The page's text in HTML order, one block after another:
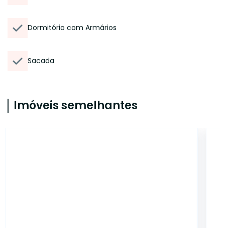
Dormitório com Armários
Sacada
Imóveis semelhantes